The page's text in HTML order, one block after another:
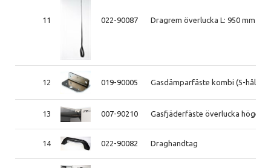
11 022-90087 Dragrem överlucka L: 950 mm
12 019-90005 Gasdämparfäste kombi (5-hål)
13 007-90210 Gasfjäderfäste överlucka höger
14 022-90082 Draghandtag